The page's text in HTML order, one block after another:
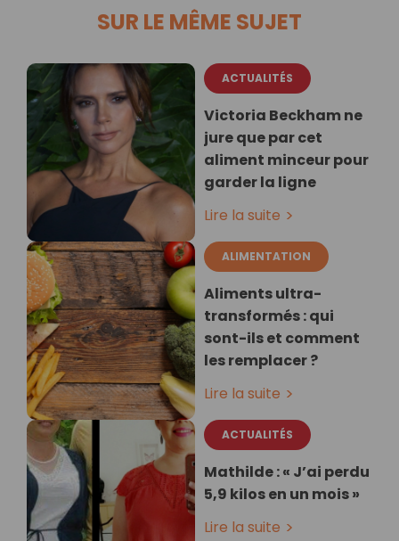
SUR LE MÊME SUJET
ACTUALITÉS
Victoria Beckham ne
jure que par cet
aliment minceur pour
garder la ligne
Lire la suite
ALIMENTATION
Aliments ultra-
transformés : qui
sont-ils et comment
les remplacer ?
Lire la suite
ACTUALITÉS
Mathilde : « J’ai perdu
5,9 kilos en un mois »
Lire la suite